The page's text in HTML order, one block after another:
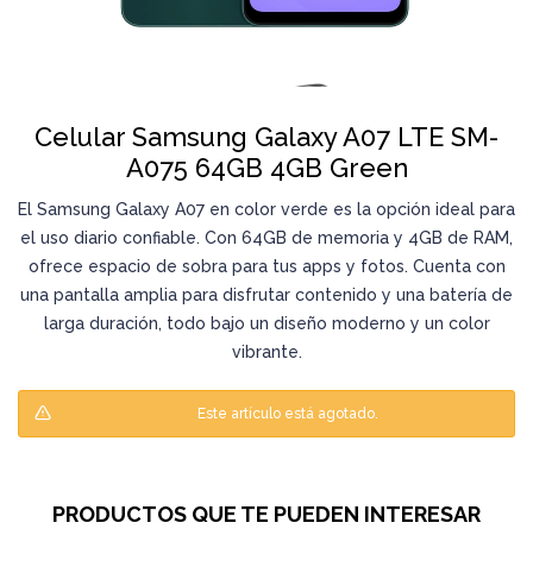
Celular Samsung Galaxy A07 LTE SM-
A075 64GB 4GB Green
El Samsung Galaxy A07 en color verde es la opción ideal para
el uso diario confiable. Con 64GB de memoria y 4GB de RAM,
ofrece espacio de sobra para tus apps y fotos. Cuenta con
una pantalla amplia para disfrutar contenido y una batería de
larga duración, todo bajo un diseño moderno y un color
vibrante.
Este artículo está agotado.
PRODUCTOS QUE TE PUEDEN INTERESAR